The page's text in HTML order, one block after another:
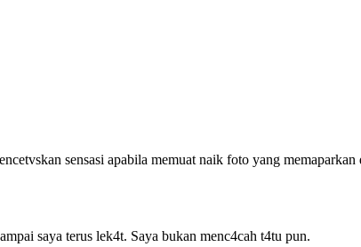
sensasi apabila memuat naik foto yang
saya terus lek4t. Saya bukan menc4cah t4tu pun.